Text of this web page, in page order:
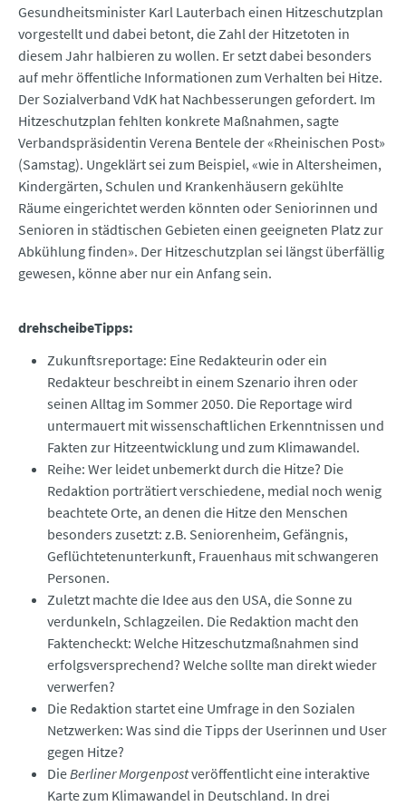
Gesundheitsminister Karl Lauterbach einen Hitzeschutzplan
vorgestellt und dabei betont, die Zahl der Hitzetoten in
diesem Jahr halbieren zu wollen. Er setzt dabei besonders
auf mehr öffentliche Informationen zum Verhalten bei Hitze.
Der Sozialverband VdK hat Nachbesserungen gefordert. Im
Hitzeschutzplan fehlten konkrete Maßnahmen, sagte
Verbandspräsidentin Verena Bentele der «Rheinischen Post»
(Samstag). Ungeklärt sei zum Beispiel, «wie in Altersheimen,
Kindergärten, Schulen und Krankenhäusern gekühlte
Räume eingerichtet werden könnten oder Seniorinnen und
Senioren in städtischen Gebieten einen geeigneten Platz zur
Abkühlung finden». Der Hitzeschutzplan sei längst überfällig
gewesen, könne aber nur ein Anfang sein.
drehscheibeTipps:
Zukunftsreportage: Eine Redakteurin oder ein
Redakteur beschreibt in einem Szenario ihren oder
seinen Alltag im Sommer 2050. Die Reportage wird
untermauert mit wissenschaftlichen Erkenntnissen und
Fakten zur Hitzeentwicklung und zum Klimawandel.
Reihe: Wer leidet unbemerkt durch die Hitze? Die
Redaktion porträtiert verschiedene, medial noch wenig
beachtete Orte, an denen die Hitze den Menschen
besonders zusetzt: z.B. Seniorenheim, Gefängnis,
Geflüchtetenunterkunft, Frauenhaus mit schwangeren
Personen.
Zuletzt machte die Idee aus den USA, die Sonne zu
verdunkeln, Schlagzeilen. Die Redaktion macht den
Faktencheckt: Welche Hitzeschutzmaßnahmen sind
erfolgsversprechend? Welche sollte man direkt wieder
verwerfen?
Die Redaktion startet eine Umfrage in den Sozialen
Netzwerken: Was sind die Tipps der Userinnen und User
gegen Hitze?
DieBerliner Morgenpostveröffentlicht eine interaktive
Karte zum Klimawandel in Deutschland. In drei